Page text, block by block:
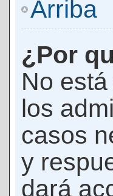
Arriba
¿Por
No
los
casos
y
dará